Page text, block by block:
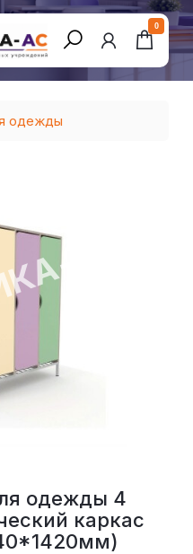
0
одежды
одежды 4
каркас